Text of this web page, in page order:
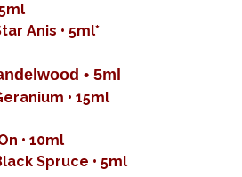
Anis • 5ml*
• 5ml
• 15ml
• 10ml
Spruce • 5ml